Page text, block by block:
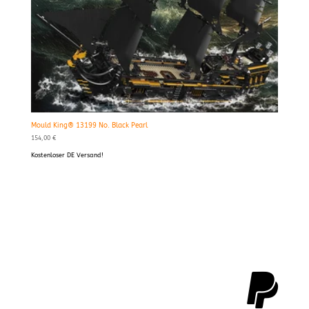
Mould King® 13199 No. Black Pearl
154,00 €
Kostenloser DE Versand!
